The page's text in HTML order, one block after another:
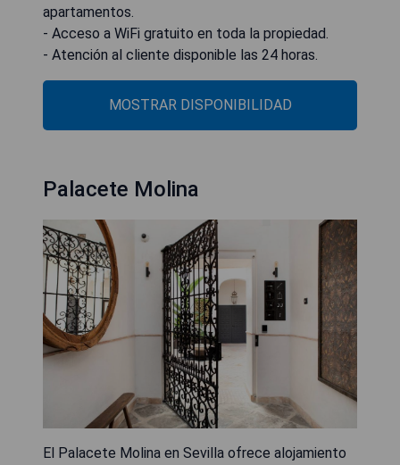
apartamentos.
- Acceso a WiFi gratuito en toda la propiedad.
- Atención al cliente disponible las 24 horas.
MOSTRAR DISPONIBILIDAD
Palacete Molina
El Palacete Molina en Sevilla ofrece alojamiento